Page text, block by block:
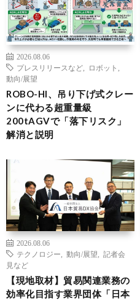
2026.08.06
プレスリリースなど
ロボット
動向/展望
ROBO-HI、吊り下げ式クレー
ンに代わる超重量級
200tAGVで「落下リスク」
解消と説明
2026.08.06
テクノロジー
動向/展望
記者会
見など
【現地取材】貿易関連業務の
効率化目指す業界団体「日本